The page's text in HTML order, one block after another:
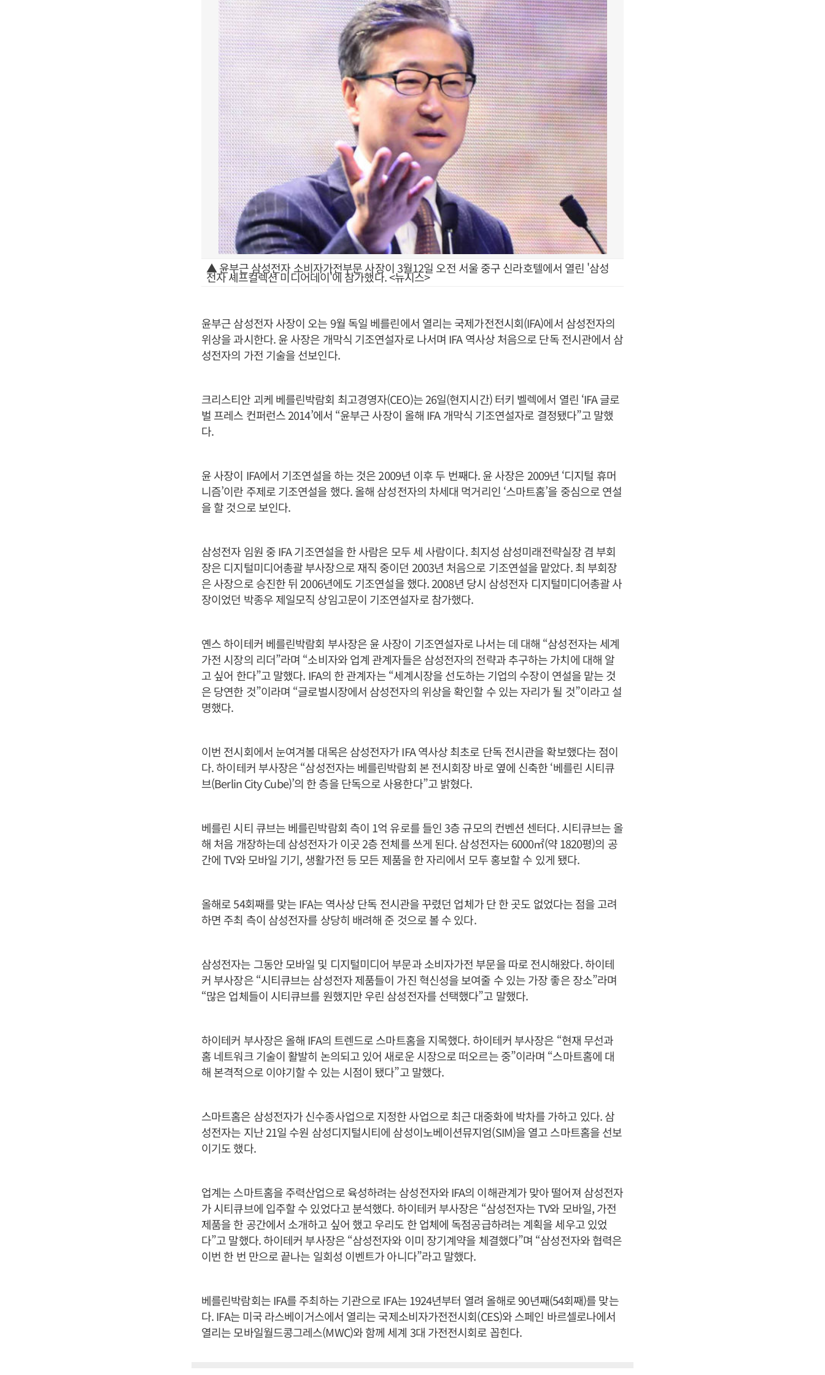
▲ 윤부근 삼성전자 소비자가전부문 사장이 3월12일 오전 서울 중구 신라호텔에서 열린 '삼성
전자 셰프컬렉션 미디어데이'에 참가했다. <뉴시스>
윤부근 삼성전자 사장이 오는 9월 독일 베를린에서 열리는 국제가전전시회(IFA)에서 삼성전자의
위상을 과시한다. 윤 사장은 개막식 기조연설자로 나서며 IFA 역사상 처음으로 단독 전시관에서 삼
성전자의 가전 기술을 선보인다.
크리스티안 괴케 베를린박람회 최고경영자(CEO)는 26일(현지시간) 터키 벨렉에서 열린 ‘IFA 글로
벌 프레스 컨퍼런스 2014’에서 “윤부근 사장이 올해 IFA 개막식 기조연설자로 결정됐다”고 말했
다.
윤 사장이 IFA에서 기조연설을 하는 것은 2009년 이후 두 번째다. 윤 사장은 2009년 ‘디지털 휴머
니즘’이란 주제로 기조연설을 했다. 올해 삼성전자의 차세대 먹거리인 ‘스마트홈’을 중심으로 연설
을 할 것으로 보인다.
삼성전자 임원 중 IFA 기조연설을 한 사람은 모두 세 사람이다. 최지성 삼성미래전략실장 겸 부회
장은 디지털미디어총괄 부사장으로 재직 중이던 2003년 처음으로 기조연설을 맡았다. 최 부회장
은 사장으로 승진한 뒤 2006년에도 기조연설을 했다. 2008년 당시 삼성전자 디지털미디어총괄 사
장이었던 박종우 제일모직 상임고문이 기조연설자로 참가했다.
옌스 하이테커 베를린박람회 부사장은 윤 사장이 기조연설자로 나서는 데 대해 “삼성전자는 세계
가전 시장의 리더”라며 “소비자와 업계 관계자들은 삼성전자의 전략과 추구하는 가치에 대해 알
고 싶어 한다”고 말했다. IFA의 한 관계자는 “세계시장을 선도하는 기업의 수장이 연설을 맡는 것
은 당연한 것”이라며 “글로벌시장에서 삼성전자의 위상을 확인할 수 있는 자리가 될 것”이라고 설
명했다.
이번 전시회에서 눈여겨볼 대목은 삼성전자가 IFA 역사상 최초로 단독 전시관을 확보했다는 점이
다. 하이테커 부사장은 “삼성전자는 베를린박람회 본 전시회장 바로 옆에 신축한 ‘베를린 시티큐
브(Berlin City Cube)’의 한 층을 단독으로 사용한다”고 밝혔다.
베를린 시티 큐브는 베를린박람회 측이 1억 유로를 들인 3층 규모의 컨벤션 센터다. 시티큐브는 올
해 처음 개장하는데 삼성전자가 이곳 2층 전체를 쓰게 된다. 삼성전자는 6000㎡(약 1820평)의 공
간에 TV와 모바일 기기, 생활가전 등 모든 제품을 한 자리에서 모두 홍보할 수 있게 됐다.
올해로 54회째를 맞는 IFA는 역사상 단독 전시관을 꾸렸던 업체가 단 한 곳도 없었다는 점을 고려
하면 주최 측이 삼성전자를 상당히 배려해 준 것으로 볼 수 있다.
삼성전자는 그동안 모바일 및 디지털미디어 부문과 소비자가전 부문을 따로 전시해왔다. 하이테
커 부사장은 “시티큐브는 삼성전자 제품들이 가진 혁신성을 보여줄 수 있는 가장 좋은 장소”라며
“많은 업체들이 시티큐브를 원했지만 우린 삼성전자를 선택했다”고 말했다.
하이테커 부사장은 올해 IFA의 트렌드로 스마트홈을 지목했다. 하이테커 부사장은 “현재 무선과
홈 네트워크 기술이 활발히 논의되고 있어 새로운 시장으로 떠오르는 중”이라며 “스마트홈에 대
해 본격적으로 이야기할 수 있는 시점이 됐다”고 말했다.
스마트홈은 삼성전자가 신수종사업으로 지정한 사업으로 최근 대중화에 박차를 가하고 있다. 삼
성전자는 지난 21일 수원 삼성디지털시티에 삼성이노베이션뮤지엄(SIM)을 열고 스마트홈을 선보
이기도 했다.
업계는 스마트홈을 주력산업으로 육성하려는 삼성전자와 IFA의 이해관계가 맞아 떨어져 삼성전자
가 시티큐브에 입주할 수 있었다고 분석했다. 하이테커 부사장은 “삼성전자는 TV와 모바일, 가전
제품을 한 공간에서 소개하고 싶어 했고 우리도 한 업체에 독점공급하려는 계획을 세우고 있었
다”고 말했다. 하이테커 부사장은 “삼성전자와 이미 장기계약을 체결했다”며 “삼성전자와 협력은
이번 한 번 만으로 끝나는 일회성 이벤트가 아니다”라고 말했다.
베를린박람회는 IFA를 주최하는 기관으로 IFA는 1924년부터 열려 올해로 90년째(54회째)를 맞는
다. IFA는 미국 라스베이거스에서 열리는 국제소비자가전전시회(CES)와 스페인 바르셀로나에서
열리는 모바일월드콩그레스(MWC)와 함께 세계 3대 가전전시회로 꼽힌다.